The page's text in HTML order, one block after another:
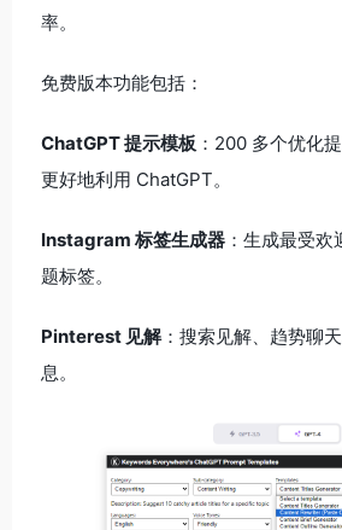
率。
免费版本功能包括：
ChatGPT 提示模板 ：200 多个优化
更好地利用 ChatGPT。
Instagram 标签生成器 ：生成最受
题标签。
Pinterest 见解：搜索见解、趋势聊
息。